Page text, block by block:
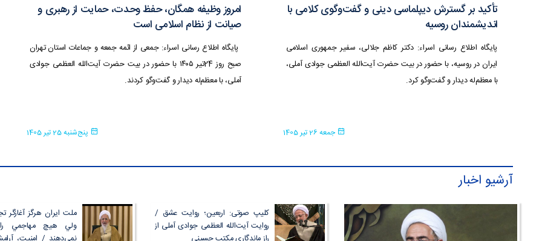
تأکید بر گسترش دیپلماسی دینی و گفت‌وگوی کلامی با
اندیشمندان روسیه
پایگاه اطلاع رسانی اسراء: دکتر کاظم جلالی، سفیر جمهوری اسلامی
ایران در روسیه، با حضور در بیت حضرت آیت‌الله العظمی جوادی آملی،
با معظم‌له دیدار و گفت‌وگو کرد.
جمعه 26 تیر 1405
امروز وظیفه همگان، حفظ وحدت، حمایت از رهبری و
صیانت از نظام اسلامی است
پایگاه اطلاع رسانی اسراء: جمعی از ائمه جمعه و جماعات استان تهران
صبح روز 24تیر ۱۴۰۵ با حضور در بیت حضرت آیت‌الله العظمی جوادی
آملی، با معظم‌له دیدار و گفت‌وگو کردند.
پنج‌شنبه 25 تیر 1405
آرشیو اخبار
کلیپ صوتی: اربعین؛ روایت عشق /
روایت آیت‌الله العظمی جوادی آملی از
ملت ایران هرگز آغازگر
ولي هيچ مهاجمي